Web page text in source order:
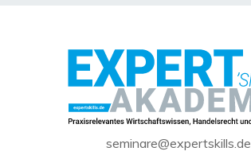
seminare@expertskills.de